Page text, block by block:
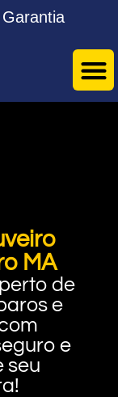
Garantia
MA
de
e
e
seu